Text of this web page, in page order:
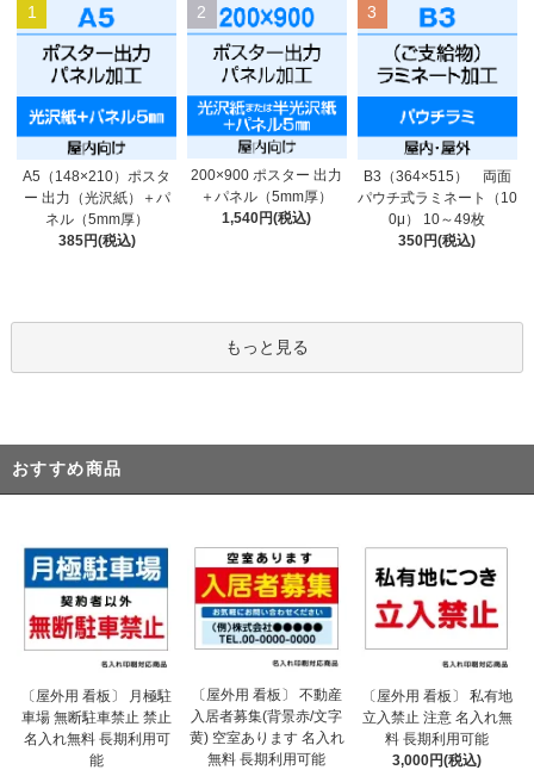
1
A5（148×210）ポスタ
ー 出力（光沢紙）＋パ
ネル（5mm厚）
385円(税込)
2
200×900 ポスター 出力
＋パネル（5mm厚）
1,540円(税込)
3
B3（364×515） 両面
パウチ式ラミネート（10
0μ） 10～49枚
350円(税込)
もっと見る
おすすめ商品
〔屋外用 看板〕 月極駐
車場 無断駐車禁止 禁止
名入れ無料 長期利用可
能
〔屋外用 看板〕 不動産
入居者募集(背景赤/文字
黄) 空室あります 名入れ
無料 長期利用可能
〔屋外用 看板〕 私有地
立入禁止 注意 名入れ無
料 長期利用可能
3,000円(税込)